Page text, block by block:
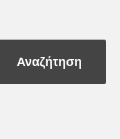
Αναζήτηση